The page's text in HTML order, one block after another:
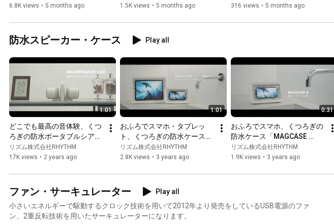
6.8K views • 5 months ago
1.5K views • 5 months ago
316 views • 5 months ago
防水スピーカー・ケース Play all
1:01
どこでも最高の音体験、くつ
ろぎの防水ポータブルシアタ
ースピーカー「
MAGSPEAKER DUO（マグス
9YYA30RH02/08　リズム
RHYTHM
リズム株式会社RHYTHM
17K views • 2 years ago
1:01
おふろでスマホ・タブレッ
ト、くつろぎの防水ケース
「MAGCASE S（マグケース
エス）」「MAGCASE T（マ
9YY018RH03
9YY019RH03　 リズム
RHYTHM
リズム株式会社RHYTHM
2.8K views • 3 years ago
0:31
おふろでスマホ、くつろぎの
防水ケース「MAGCASE
S（マグケース エス）」
9YY018RH03 リズム
リズム株式会社RHYTHM
1.9K views • 3 years ago
ファン・サーキュレーター
Play all
小さいエネルギーで駆動するクロック技術を用いて2012年より発売をしているUSB電源のファ
ン、2重反転技術を用いたサーキュレーターになります。